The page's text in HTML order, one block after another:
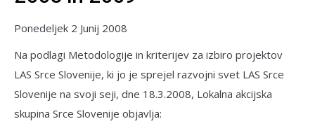
Ponedeljek 2 Junij 2008
Na podlagi Metodologije in kriterijev za izbiro projektov
LAS Srce Slovenije, ki jo je sprejel razvojni svet LAS Srce
Slovenije na svoji seji, dne 18.3.2008, Lokalna akcijska
skupina Srce Slovenije objavlja: